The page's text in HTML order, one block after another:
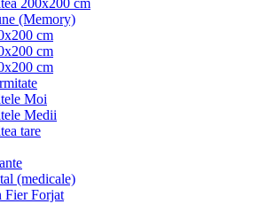
200x200 cm
(Memory)
cm
cm
cm
Moi
Medii
tare
(medicale)
Fier Forjat